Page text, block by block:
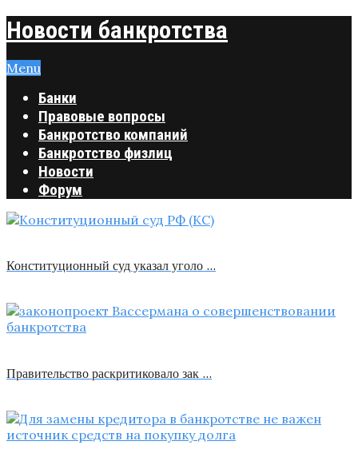
Новости банкротства
Menu
Банки
Правовые вопросы
Банкротство компаний
Банкротство физлиц
Новости
Форум
Конституционный суд указал уголо …
Правительство раскритиковало зак …